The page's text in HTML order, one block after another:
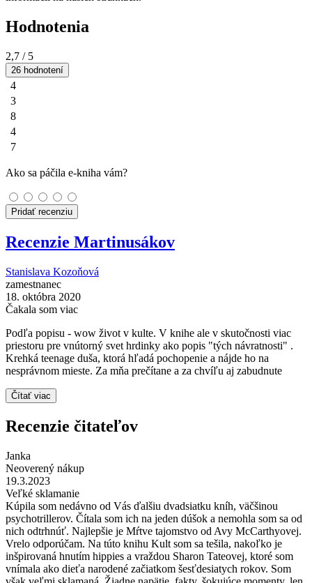
Hodnotenia
2,7 / 5
26 hodnotení
4
3
8
4
7
Ako sa páčila e-kniha vám?
Pridať recenziu
Recenzie Martinusákov
Stanislava Kozoňová
zamestnanec
18. októbra 2020
Čakala som viac
Podľa popisu - wow život v kulte. V knihe ale v skutočnosti viac
priestoru pre vnútorný svet hrdinky ako popis "tých návratnosti" .
Krehká teenage duša, ktorá hľadá pochopenie a nájde ho na
nesprávnom mieste. Za mňa prečítane a za chvíľu aj zabudnute
Čítať viac
Recenzie čitateľov
Janka
Neoverený nákup
19.3.2023
Veľké sklamanie
Kúpila som nedávno od Vás ďalšiu dvadsiatku kníh, väčšinou
psychotrillerov. Čítala som ich na jeden dúšok a nemohla som sa od
nich odtrhnúť. Najlepšie je Mŕtve tajomstvo od Avy McCarthyovej.
Vrelo odporúčam. Na túto knihu Kult som sa tešila, nakoľko je
inšpirovaná hnutím hippies a vraždou Sharon Tateovej, ktoré som
vnímala ako dieťa narodené začiatkom šesťdesiatych rokov. Som